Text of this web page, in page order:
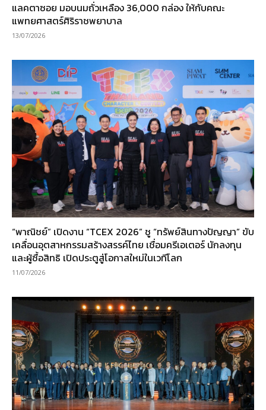
แลคตาซอย มอบนมถั่วเหลือง 36,000 กล่อง ให้กับคณะ
แพทยศาสตร์ศิริราชพยาบาล
13/07/2026
“พาณิชย์” เปิดงาน “TCEX 2026” ชู “ทรัพย์สินทางปัญญา” ขับ
เคลื่อนอุตสาหกรรมสร้างสรรค์ไทย เชื่อมครีเอเตอร์ นักลงทุน
และผู้ซื้อสิทธิ เปิดประตูสู่โอกาสใหม่ในเวทีโลก
11/07/2026